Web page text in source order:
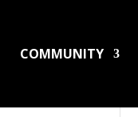
COMMUNITY